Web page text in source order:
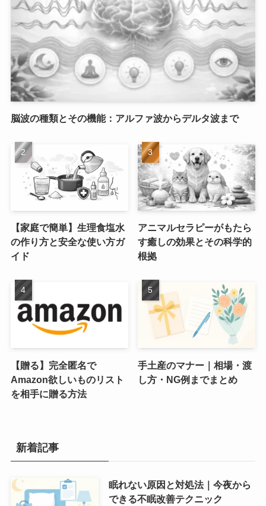
脳波の種類とその機能：アルファ波からデルタ波まで
【家庭で簡単】生理食塩水
の作り方と安全な使い方ガ
イド
アニマルセラピーがもたら
す癒しの効果とその科学的
根拠
【贈る】完全匿名で
Amazon欲しいものリスト
を相手に贈る方法
手土産のマナー｜相場・渡
し方・NG例までまとめ
新着記事
眠れない原因と対処法｜今夜から
できる不眠改善テクニック